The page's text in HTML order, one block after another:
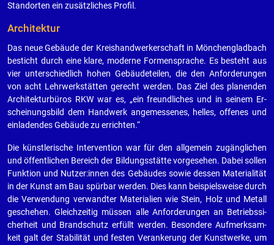
Stand­or­ten ein zu­sätz­li­ches Pro­fil.
Ar­chi­tek­tur
Das neue Ge­bäu­de der Kreis­hand­wer­ker­schaft in Mön­chen­glad­bach
be­sticht durch eine klare, mo­der­ne For­men­spra­che. Es be­steht aus
vier un­ter­schied­lich hohen Ge­bäu­de­tei­len, die den An­for­de­run­gen
von acht Lehr­werk­stät­ten ge­recht wer­den. Das Ziel des pla­nen­den
Ar­chi­tek­tur­bü­ros RKW war es, „ein freund­li­ches und in sei­nem Er­
schei­nungs­bild dem Hand­werk an­ge­mes­se­nes, hel­les, of­fe­nes und
ein­la­den­des Ge­bäu­de zu er­rich­ten.“
Die künst­le­ri­sche In­ter­ven­ti­on war für den all­ge­mein zu­gäng­li­chen
und öf­fent­li­chen Be­reich der Bil­dungs­stät­te vor­ge­se­hen. Dabei sol­len
Funk­ti­on und Nut­zer:innen des Ge­bäu­des sowie des­sen Ma­te­ria­li­tät
in der Kunst am Bau spür­bar wer­den. Dies kann bei­spiels­wei­se durch
die Ver­wen­dung ver­wand­ter Ma­te­ria­li­en wie Stein, Holz und Me­tall
ge­sche­hen. Gleich­zei­tig müs­sen alle An­for­de­run­gen an Be­triebs­si­
cher­heit und Brand­schutz er­füllt wer­den. Be­son­de­re Auf­merk­sam­
keit galt der Sta­bi­li­tät und fes­ten Ver­an­ke­rung der Kunst­wer­ke, um